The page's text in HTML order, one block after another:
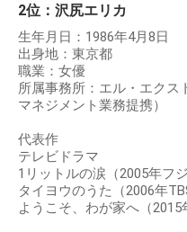
2位：沢尻エリカ
生年月日：1986年4月8日
出身地：東京都
職業：女優
所属事務所：エル・エクス
マネジメント業務提携）
代表作
テレビドラマ
1リットルの涙（2005年フ
タイヨウのうた（2006年
ようこそ、わが家へ（